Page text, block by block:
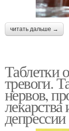
читать дальше →
Таблетки
тревоги.
нервов,
депрессии